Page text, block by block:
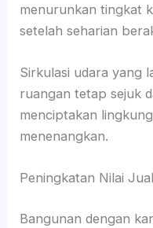
menurunkan tingkat
setelah seharian
Sirkulasi udara yang
ruangan tetap sejuk
menciptakan
menenangkan.
Peningkatan Nilai
Bangunan dengan